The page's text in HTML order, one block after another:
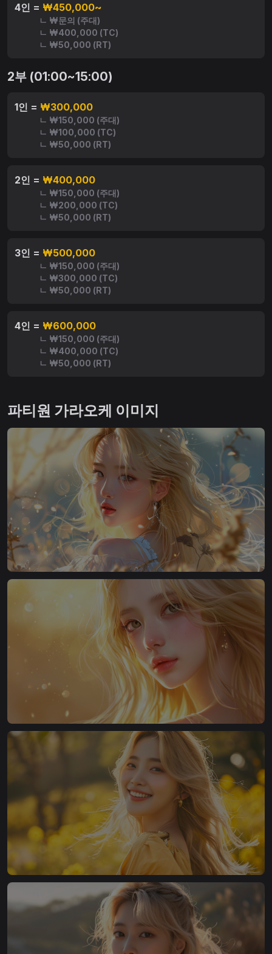
4인 = ₩450,000~
ㄴ ₩문의 (주대)
ㄴ ₩400,000 (TC)
ㄴ ₩50,000 (RT)
2부 (01:00~15:00)
1인 = ₩300,000
ㄴ ₩150,000 (주대)
ㄴ ₩100,000 (TC)
ㄴ ₩50,000 (RT)
2인 = ₩400,000
ㄴ ₩150,000 (주대)
ㄴ ₩200,000 (TC)
ㄴ ₩50,000 (RT)
3인 = ₩500,000
ㄴ ₩150,000 (주대)
ㄴ ₩300,000 (TC)
ㄴ ₩50,000 (RT)
4인 = ₩600,000
ㄴ ₩150,000 (주대)
ㄴ ₩400,000 (TC)
ㄴ ₩50,000 (RT)
파티원 가라오케 이미지